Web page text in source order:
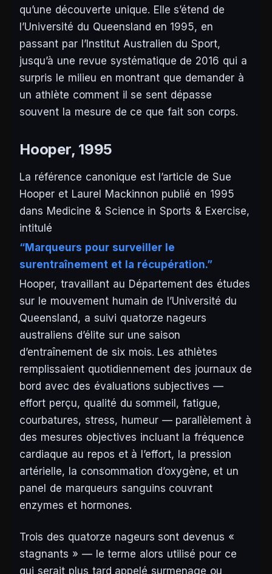
qu’une découverte unique. Elle s’étend de
l’Université du Queensland en 1995, en
passant par l’Institut Australien du Sport,
jusqu’à une revue systématique de 2016 qui a
surpris le milieu en montrant que demander à
un athlète comment il se sent dépasse
souvent la mesure de ce que fait son corps.
Hooper, 1995
La référence canonique est l’article de Sue
Hooper et Laurel Mackinnon publié en 1995
dans Medicine & Science in Sports & Exercise,
intitulé
“Marqueurs pour surveiller le
surentraînement et la récupération.”
Hooper, travaillant au Département des études
sur le mouvement humain de l’Université du
Queensland, a suivi quatorze nageurs
australiens d’élite sur une saison
d’entraînement de six mois. Les athlètes
remplissaient quotidiennement des journaux de
bord avec des évaluations subjectives —
effort perçu, qualité du sommeil, fatigue,
courbatures, stress, humeur — parallèlement à
des mesures objectives incluant la fréquence
cardiaque au repos et à l’effort, la pression
artérielle, la consommation d’oxygène, et un
panel de marqueurs sanguins couvrant
enzymes et hormones.
Trois des quatorze nageurs sont devenus «
stagnants » — le terme alors utilisé pour ce
qui serait plus tard appelé surmenage ou